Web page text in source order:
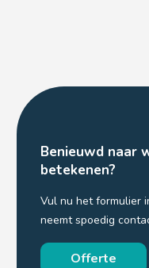
Benieuwd naar
betekenen?
Vul nu het formulier
neemt spoedig
Offerte